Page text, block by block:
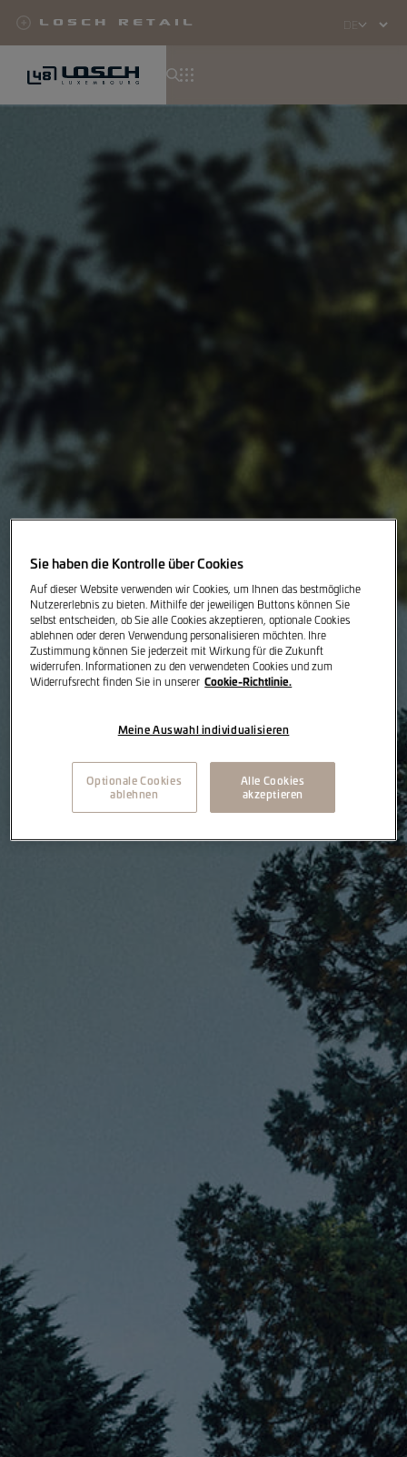
Losch Retail
Select
Sie haben die Kontrolle über Cookies
Auf dieser Website verwenden wir Cookies, um Ihnen das bestmögliche
Nutzererlebnis zu bieten. Mithilfe der jeweiligen Buttons können Sie
selbst entscheiden, ob Sie alle Cookies akzeptieren, optionale Cookies
ablehnen oder deren Verwendung personalisieren möchten. Ihre
Zustimmung können Sie jederzeit mit Wirkung für die Zukunft
widerrufen. Informationen zu den verwendeten Cookies und zum
Widerrufsrecht finden Sie in unserer Cookie-Richtlinie.
Meine Auswahl individualisieren
Optionale Cookies
ablehnen
Alle Cookies
akzeptieren